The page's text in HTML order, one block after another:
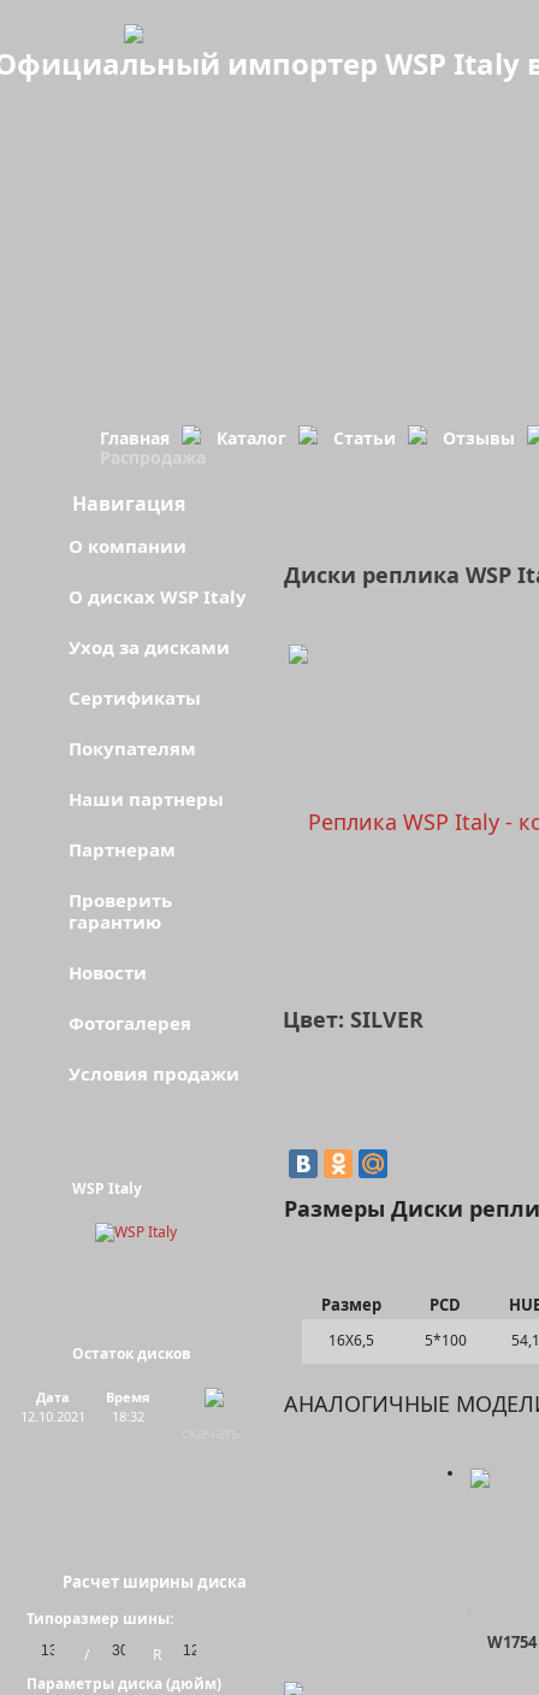
импортер WSP Italy
Главная Каталог Статьи
Отзывы
Диски реплика WSP
Цвет: SILVER
Размеры Диски
Размер PCD
16Х6,5 5*100 54,1
АНАЛОГИЧНЫЕ
Навигация
О компании
О дисках WSP Italy
Уход за дисками
Сертификаты
Покупателям
Наши партнеры
Партнерам
Проверить
гарантию
Новости
Фотогалерея
Условия продажи
WSP Italy
Остаток дисков
Дата
12.10.2021
Время
18:32
Расчет ширины диска
Типоразмер шины:
/
R
Параметры диска (дюйм)